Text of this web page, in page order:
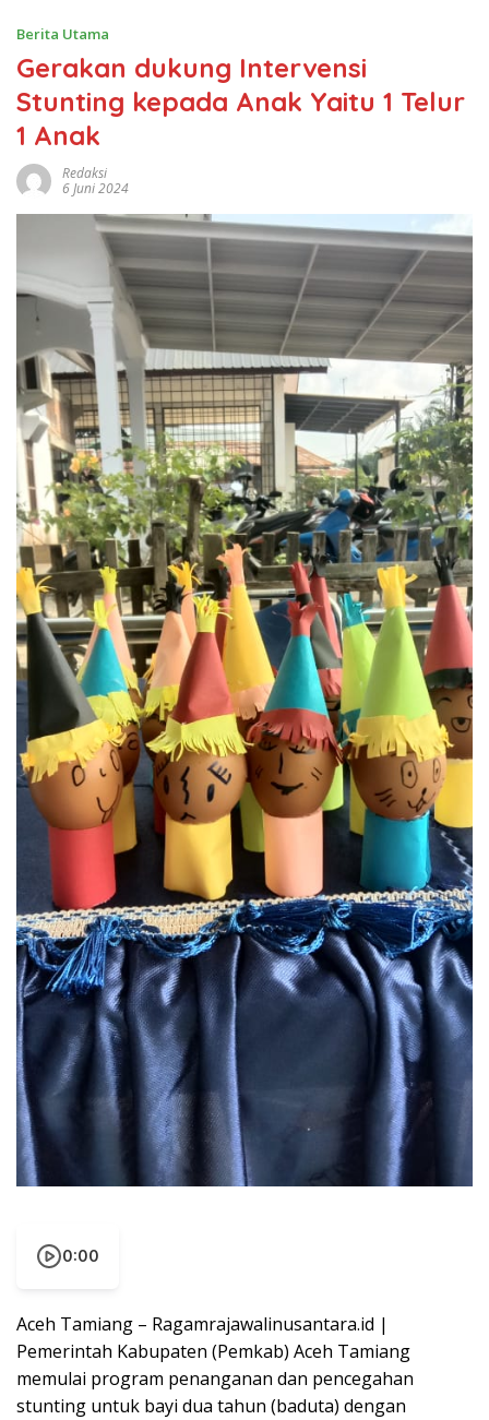
Berita Utama
Gerakan dukung Intervensi
Stunting kepada Anak Yaitu 1 Telur
1 Anak
Redaksi
6 Juni 2024
0:00
Aceh Tamiang – Ragamrajawalinusantara.id |
Pemerintah Kabupaten (Pemkab) Aceh Tamiang
memulai program penanganan dan pencegahan
stunting untuk bayi dua tahun (baduta) dengan